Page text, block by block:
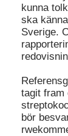
kunna
ska
Sverige.
tagit fram
bör